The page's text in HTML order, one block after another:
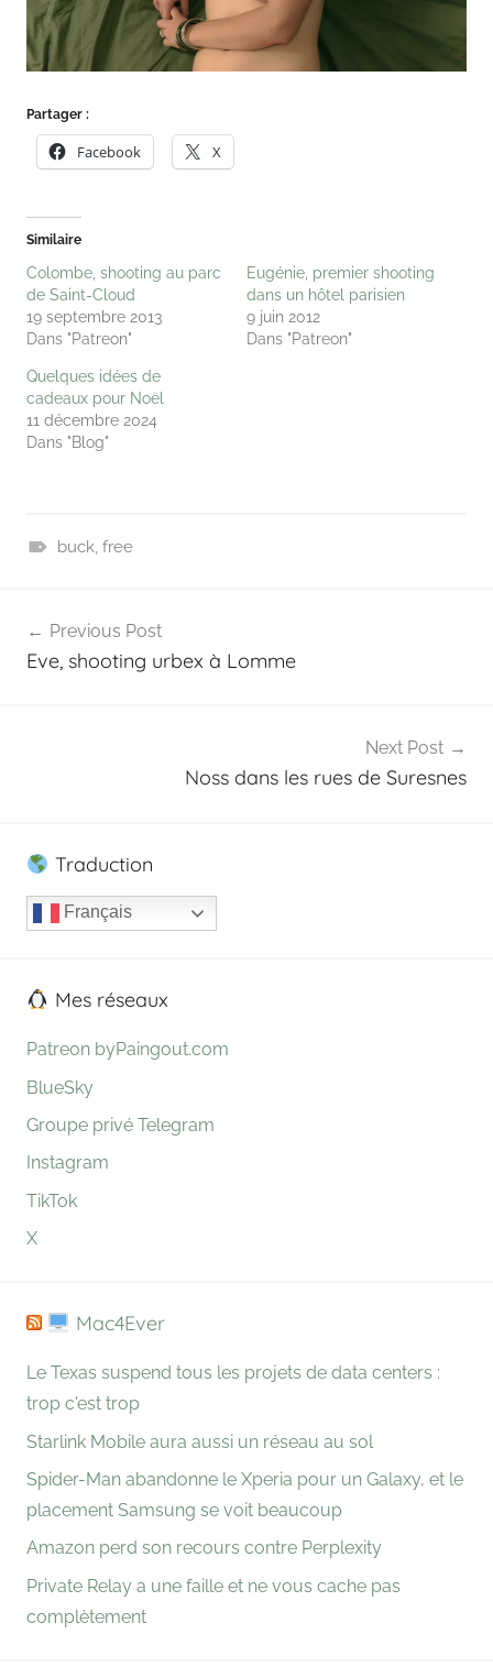
Partager :
Facebook X
Similaire
Colombe, shooting au parc
de Saint-Cloud
19 septembre 2013
Dans "Patreon"
Eugénie, premier shooting
dans un hôtel parisien
9 juin 2012
Dans "Patreon"
Quelques idées de
cadeaux pour Noël
11 décembre 2024
Dans "Blog"
t
r
buck, free
de
Previous Post
Eve, shooting urbex à Lomme
Next Post
Noss dans les rues de Suresnes
Traduction
Français
Mes réseaux
Patreon byPaingout.com
BlueSky
Groupe privé Telegram
Instagram
TikTok
X
Mac4Ever
Le Texas suspend tous les projets de data centers :
trop c'est trop
Starlink Mobile aura aussi un réseau au sol
Spider-Man abandonne le Xperia pour un Galaxy, et le
placement Samsung se voit beaucoup
Amazon perd son recours contre Perplexity
Private Relay a une faille et ne vous cache pas
complètement